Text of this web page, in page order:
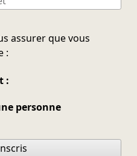
assurer que vous
:
:
personne